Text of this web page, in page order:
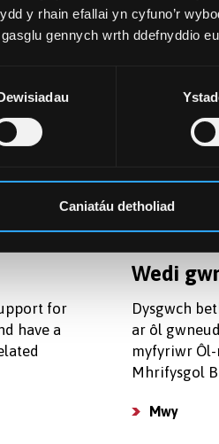
y rhain efallai yn cyfuno’r
gennych wrth ddefnyddio
Caniatáu detholiad
am ein
byw er
cyllideb a
Rydym yn
benodi ar
raddedig
safon.
for
have a
Wedi
Dysgwch
ar ôl
myfyriwr
Mhrifysgol
Mwy